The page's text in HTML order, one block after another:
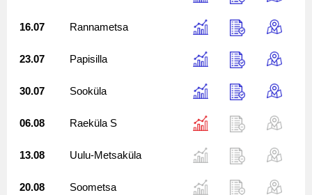
16.07 Rannametsa
23.07 Papisilla
30.07 Sooküla
06.08 Raeküla S
13.08 Uulu-Metsaküla
20.08 Soometsa